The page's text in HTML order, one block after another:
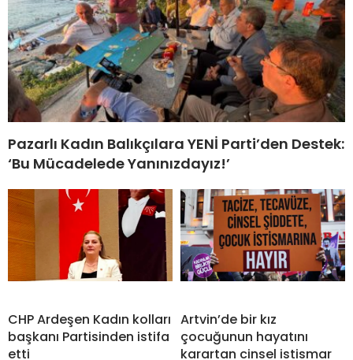
Pazarlı Kadın Balıkçılara YENİ Parti’den Destek:
‘Bu Mücadelede Yanınızdayız!’
CHP Ardeşen Kadın kolları
başkanı Partisinden istifa
etti
Artvin’de bir kız
çocuğunun hayatını
karartan cinsel istismar